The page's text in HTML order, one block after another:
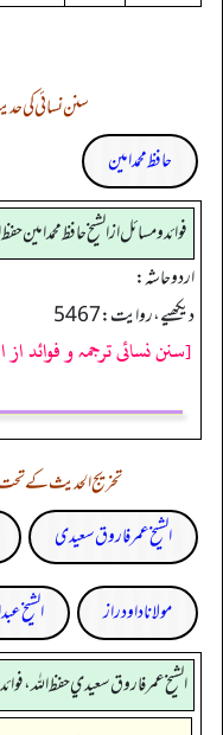
سنن نسائی کی حدیث نمبر 5479
حافظ محمد امین
فوائد ومسائل از الشيخ حافظ محمد امين
اردو حاشہ:
دیکھیے، روایت: 5467
[سنن نسائی ترجمہ و فوائد
تخریج الحدیث کے
الشیخ عمر فاروق سعیدی
مولانا داود راز الشیخ
الشيخ عمر فاروق سعيدي حفظ الله،